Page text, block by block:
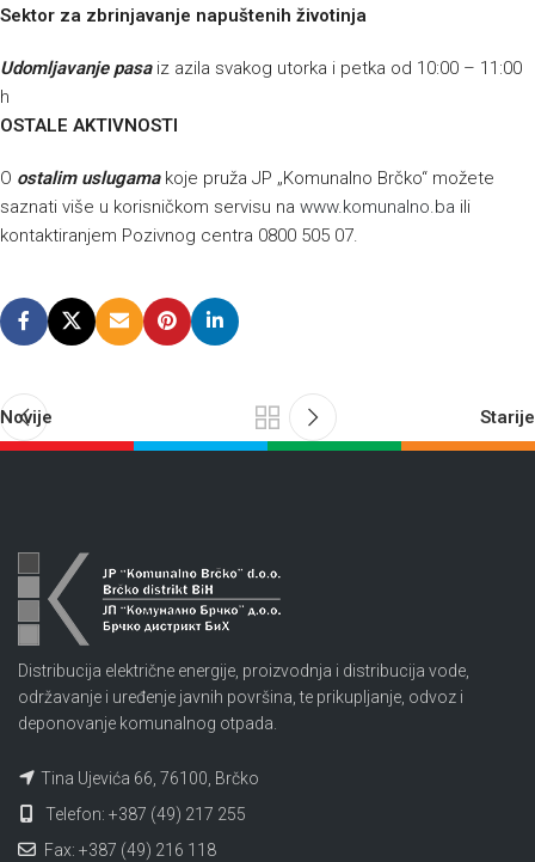
Sektor za zbrinjavanje napuštenih životinja
Udomljavanje pasaiz azila svakog utorka i petka od 10:00 – 11:00
h
OSTALE AKTIVNOSTI
O ostalim uslugamakoje pruža JP „Komunalno Brčko“ možete
saznati više u korisničkom servisu na www.komunalno.ba ili
kontaktiranjem Pozivnog centra 0800 505 07.
Novije Starije
Distribucija električne energije, proizvodnja i distribucija vode,
održavanje i uređenje javnih površina, te prikupljanje, odvoz i
deponovanje komunalnog otpada.
Tina Ujevića 66, 76100, Brčko
Telefon: +387 (49) 217 255
Fax: +387 (49) 216 118